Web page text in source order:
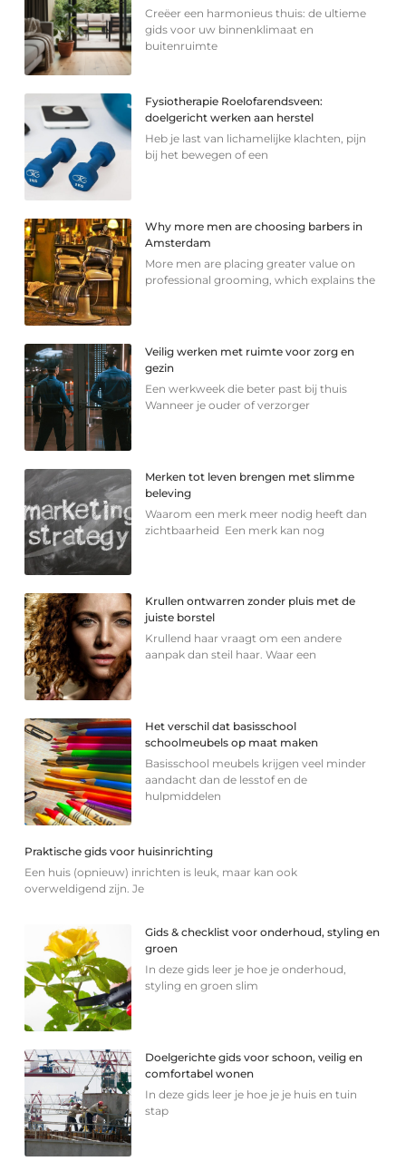
Creëer een harmonieus thuis: de ultieme
gids voor uw binnenklimaat en
buitenruimte
Fysiotherapie Roelofarendsveen:
doelgericht werken aan herstel
Heb je last van lichamelijke klachten, pijn
bij het bewegen of een
Why more men are choosing barbers in
Amsterdam
More men are placing greater value on
professional grooming, which explains the
Veilig werken met ruimte voor zorg en
gezin
Een werkweek die beter past bij thuis
Wanneer je ouder of verzorger
Merken tot leven brengen met slimme
beleving
Waarom een merk meer nodig heeft dan
zichtbaarheid Een merk kan nog
Krullen ontwarren zonder pluis met de
juiste borstel
Krullend haar vraagt om een andere
aanpak dan steil haar. Waar een
Het verschil dat basisschool
schoolmeubels op maat maken
Basisschool meubels krijgen veel minder
aandacht dan de lesstof en de
hulpmiddelen
Praktische gids voor huisinrichting
Een huis (opnieuw) inrichten is leuk, maar kan ook
overweldigend zijn. Je
Gids & checklist voor onderhoud, styling en
groen
In deze gids leer je hoe je onderhoud,
styling en groen slim
Doelgerichte gids voor schoon, veilig en
comfortabel wonen
In deze gids leer je hoe je je huis en tuin
stap